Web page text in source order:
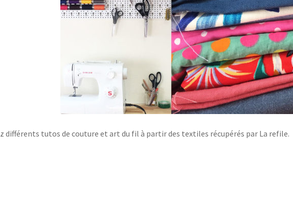
différents tutos de couture et art du fil à partir des textiles récupérés par La refile.